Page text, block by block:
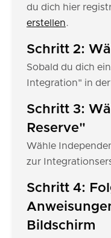
du dich hier
erstellen.
Schritt 2:
Sobald du dich
Integration" in
Schritt 3:
Reserve"
Wähle
zur
Schritt 4:
Bildschirm